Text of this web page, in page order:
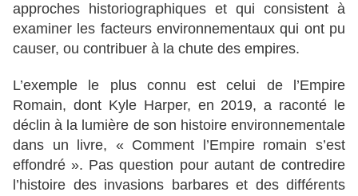
approches historiographiques et qui consistent à
examiner les facteurs environnementaux qui ont pu
causer, ou contribuer à la chute des empires.
L’exemple le plus connu est celui de l’Empire
Romain, dont Kyle Harper, en 2019, a raconté le
déclin à la lumière de son histoire environnementale
dans un livre, « Comment l’Empire romain s’est
effondré ». Pas question pour autant de contredire
l’histoire des invasions barbares et des différents